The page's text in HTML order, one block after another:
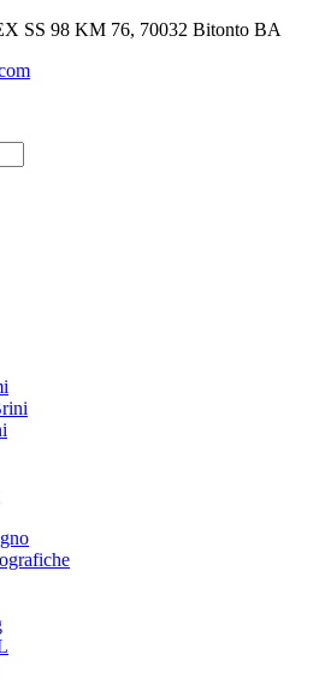
SS 98 KM 76, 70032 Bitonto BA